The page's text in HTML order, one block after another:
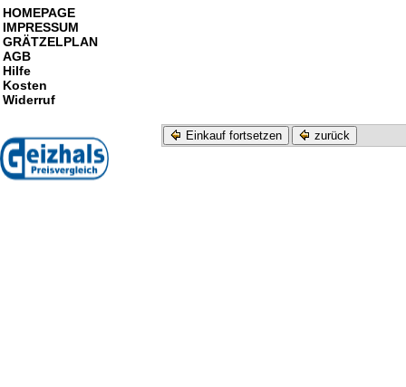
Einkauf fortsetzen zurück
HOMEPAGE
IMPRESSUM
GRÄTZELPLAN
AGB
Hilfe
Kosten
Widerruf